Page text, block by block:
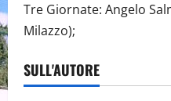
Tre Giornate: Angelo
Milazzo);
SULL'AUTORE